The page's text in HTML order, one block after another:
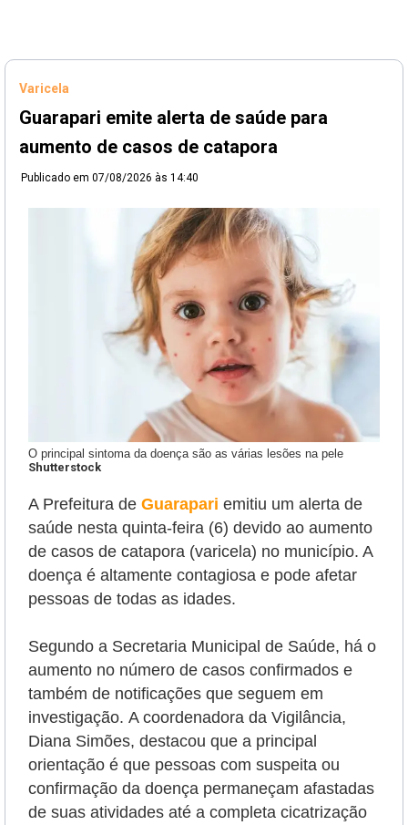
Varicela
Guarapari emite alerta de saúde para
aumento de casos de catapora
Publicado em 07/08/2026 às 14:40
O principal sintoma da doença são as várias lesões na pele
Shutterstock
A Prefeitura de Guarapari emitiu um alerta de
saúde nesta quinta-feira (6) devido ao aumento
de casos de catapora (varicela) no município. A
doença é altamente contagiosa e pode afetar
pessoas de todas as idades.
Segundo a Secretaria Municipal de Saúde, há o
aumento no número de casos confirmados e
também de notificações que seguem em
investigação. A coordenadora da Vigilância,
Diana Simões, destacou que a principal
orientação é que pessoas com suspeita ou
confirmação da doença permaneçam afastadas
de suas atividades até a completa cicatrização